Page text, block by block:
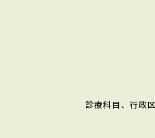
診療科目、行政